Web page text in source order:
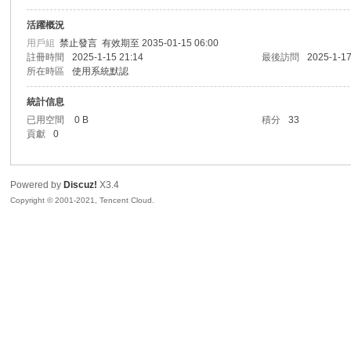
uz!
活躍概況
用戶組禁止發言 有效期至 2035-01-15 06:00
註冊時間
2025-1-15 21:14 最後訪問
2025-1-
所在時區
使用系統默認
統計信息
已用空間
0 B 積分
33
貢獻
0
Powered by Discuz! X3.4
Copyright © 2001-2021, Tencent Cloud.